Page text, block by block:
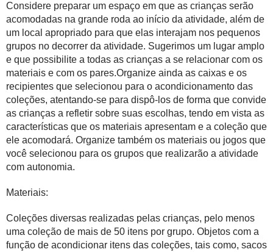
Considere preparar um espaço em que as crianças serão
acomodadas na grande roda ao início da atividade, além de
um local apropriado para que elas interajam nos pequenos
grupos no decorrer da atividade. Sugerimos um lugar amplo
e que possibilite a todas as crianças a se relacionar com os
materiais e com os pares.Organize ainda as caixas e os
recipientes que selecionou para o acondicionamento das
coleções, atentando-se para dispô-los de forma que convide
as crianças a refletir sobre suas escolhas, tendo em vista as
características que os materiais apresentam e a coleção que
ele acomodará. Organize também os materiais ou jogos que
você selecionou para os grupos que realizarão a atividade
com autonomia.
Materiais:
Coleções diversas realizadas pelas crianças, pelo menos
uma coleção de mais de 50 itens por grupo. Objetos com a
função de acondicionar itens das coleções, tais como, sacos